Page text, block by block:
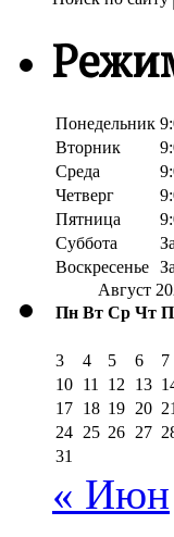
Понедельник
Вторник
Среда
Четверг
Пятница
Суббота
Воскресенье
Август
Пн Вт Ср Чт
3
4 5 6 7
10 11 12 13
17 18 19 20 21
24 25 26 27
31
« Июн